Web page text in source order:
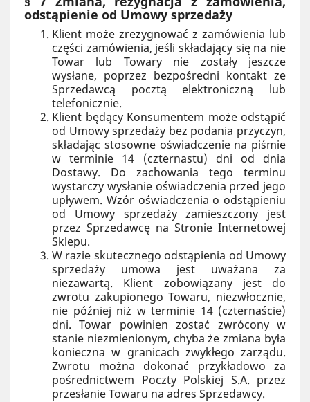
odstąpienie od Umowy sprzedaży
Klient może zrezygnować z zamówienia lub
części zamówienia, jeśli składający się na nie
Towar lub Towary nie zostały jeszcze
wysłane, poprzez bezpośredni kontakt ze
Sprzedawcą pocztą elektroniczną lub
telefonicznie.
Klient będący Konsumentem może odstąpić
od Umowy sprzedaży bez podania przyczyn,
składając stosowne oświadczenie na piśmie
w terminie 14 (czternastu) dni od dnia
Dostawy. Do zachowania tego terminu
wystarczy wysłanie oświadczenia przed jego
upływem. Wzór oświadczenia o odstąpieniu
od Umowy sprzedaży zamieszczony jest
przez Sprzedawcę na Stronie Internetowej
Sklepu.
W razie skutecznego odstąpienia od Umowy
sprzedaży umowa jest uważana za
niezawartą. Klient zobowiązany jest do
zwrotu zakupionego Towaru, niezwłocznie,
nie później niż w terminie 14 (czternaście)
dni. Towar powinien zostać zwrócony w
stanie niezmienionym, chyba że zmiana była
konieczna w granicach zwykłego zarządu.
Zwrotu można dokonać przykładowo za
pośrednictwem Poczty Polskiej S.A. przez
przesłanie Towaru na adres Sprzedawcy.